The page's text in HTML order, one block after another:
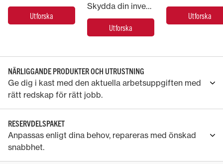
Utforska
Skydda din investering i Massey Ferguson och placera din maskin i händerna på experter.
Utforska
Utforska
NÄRLIGGANDE PRODUKTER OCH UTRUSTNING
Ge dig i kast med den aktuella arbetsuppgiften med
rätt redskap för rätt jobb.
RESERVDELSPAKET
Anpassas enligt dina behov, repareras med önskad
snabbhet.